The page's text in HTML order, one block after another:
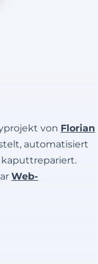
von Florian
automatisiert
Web-